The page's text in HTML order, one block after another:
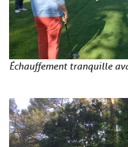
Échauffement tranquille